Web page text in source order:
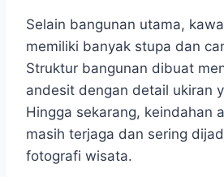
Selain bangunan utama,
memiliki banyak stupa dan
Struktur bangunan dibuat
andesit dengan detail ukiran
Hingga sekarang, keindahan
masih terjaga dan sering
fotografi wisata.